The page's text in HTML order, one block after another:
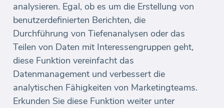
analysieren. Egal, ob es um die Erstellung von
benutzerdefinierten Berichten, die
Durchführung von Tiefenanalysen oder das
Teilen von Daten mit Interessengruppen geht,
diese Funktion vereinfacht das
Datenmanagement und verbessert die
analytischen Fähigkeiten von Marketingteams.
Erkunden Sie diese Funktion weiter unter